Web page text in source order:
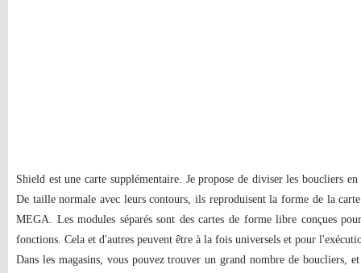
Shield est une carte supplémentaire. Je propose de diviser les boucliers
De taille normale avec leurs contours, ils reproduisent la forme de la
MEGA. Les modules séparés sont des cartes de forme libre conçues
fonctions. Cela et d'autres peuvent être à la fois universels et pour
Dans les magasins, vous pouvez trouver un grand nombre de boucliers,